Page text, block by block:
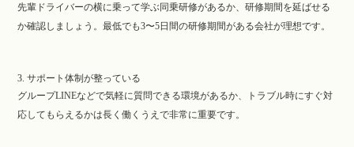
先輩ドライバーの横に乗って学ぶ同乗研修があるか、研修期間を延ばせる
か確認しましょう。最低でも3〜5日間の研修期間がある会社が理想です。
3. サポート体制が整っている
グループLINEなどで気軽に質問できる環境があるか、トラブル時にすぐ対
応してもらえるかは長く働くうえで非常に重要です。